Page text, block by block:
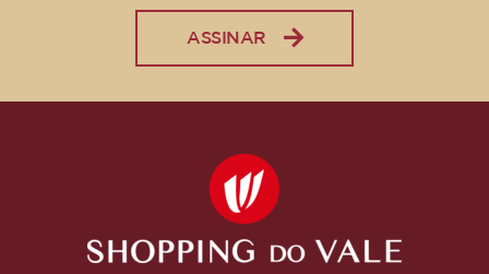
ASSINAR